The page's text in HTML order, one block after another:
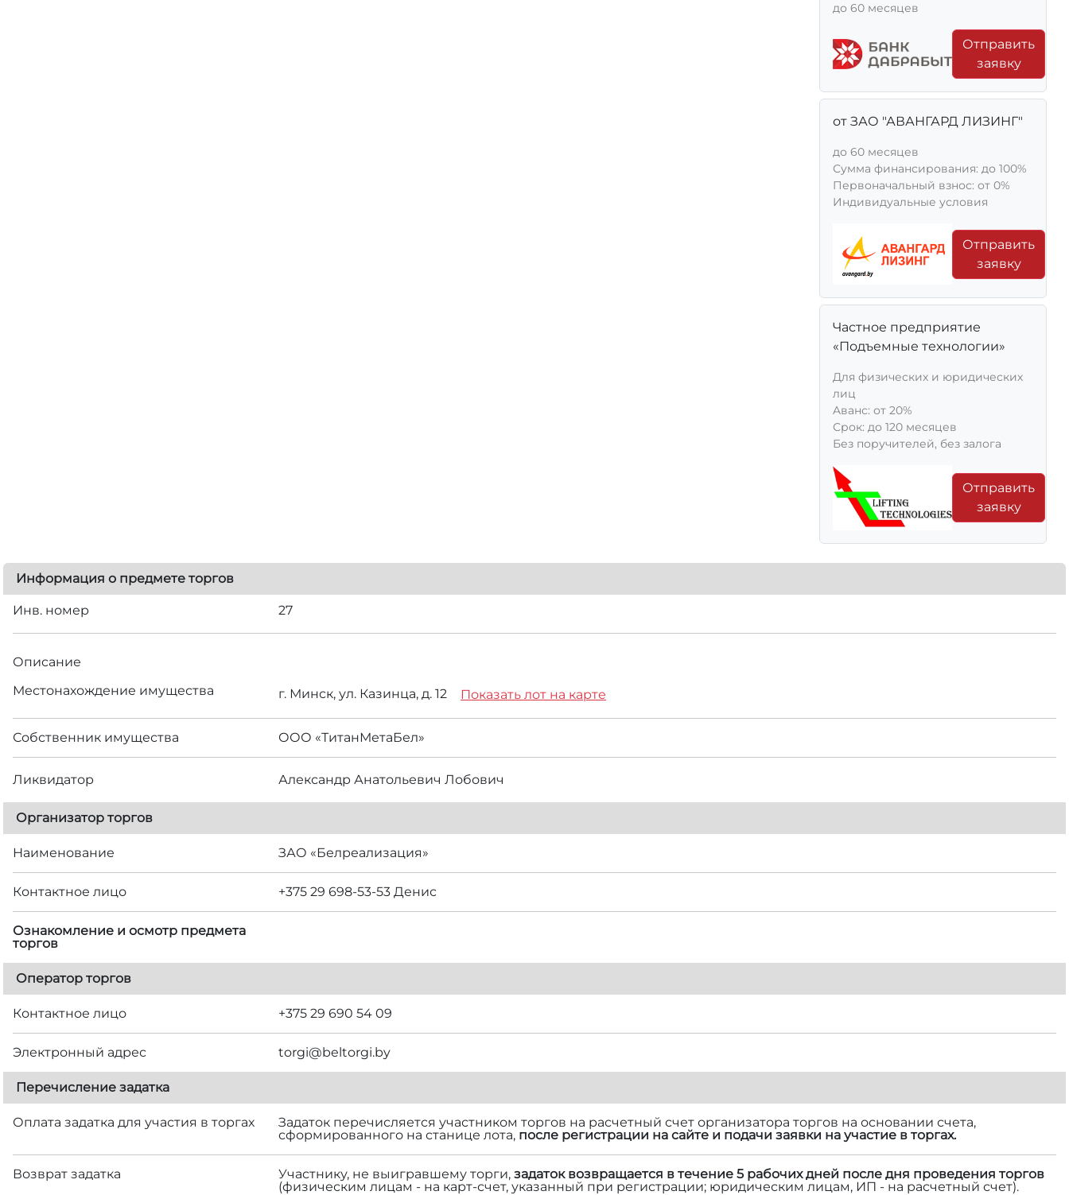
до 60 месяцев
Отправить
заявку
от ЗАО "АВАНГАРД ЛИЗИНГ"
до 60 месяцев
Сумма финансирования: до 100%
Первоначальный взнос: от 0%
Индивидуальные условия
Отправить
заявку
Частное предприятие
«Подъемные технологии»
Для физических и юридических
лиц
Aванс: от 20%
Срок: до 120 месяцев
Без поручителей, без залога
Отправить
заявку
Информация о предмете торгов
Инв. номер 27
Описание
Местонахождение имущества
г. Минск, ул. Казинца, д. 12 Показать лот на карте
Собственник имущества ООО «ТитанМетаБел»
Ликвидатор Александр Анатольевич Лобович
Организатор торгов
Наименование ЗАО «Белреализация»
Контактное лицо +375 29 698-53-53 Денис
Ознакомление и осмотр предмета
торгов
Оператор торгов
Контактное лицо +375 29 690 54 09
Электронный адрес torgi@beltorgi.by
Перечисление задатка
Оплата задатка для участия в торгах
Задаток перечисляется участником торгов на расчетный счет организатора торгов на основании счета,
сформированного на станице лота, после регистрации на сайте и подачи заявки на участие в торгах.
Возврат задатка Участнику, не выигравшему торги, задаток возвращается в течение 5 рабочих дней после дня проведения торгов
(физическим лицам - на карт-счет, указанный при регистрации; юридическим лицам, ИП - на расчетный счет).